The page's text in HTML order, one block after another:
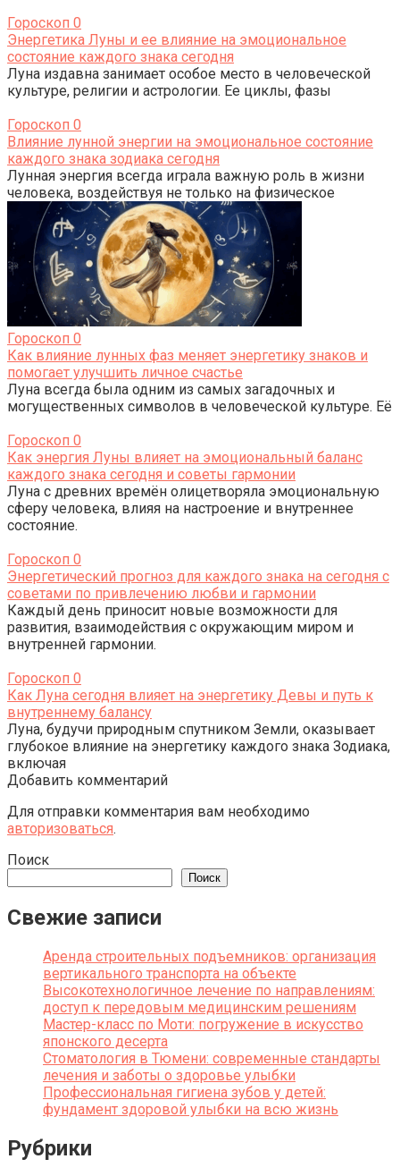
Гороскоп 0
Энергетика Луны и ее влияние на эмоциональное
состояние каждого знака сегодня
Луна издавна занимает особое место в человеческой
культуре, религии и астрологии. Ее циклы, фазы
Гороскоп 0
Влияние лунной энергии на эмоциональное состояние
каждого знака зодиака сегодня
Лунная энергия всегда играла важную роль в жизни
человека, воздействуя не только на физическое
Гороскоп 0
Как влияние лунных фаз меняет энергетику знаков и
помогает улучшить личное счастье
Луна всегда была одним из самых загадочных и
могущественных символов в человеческой культуре. Её
Гороскоп 0
Как энергия Луны влияет на эмоциональный баланс
каждого знака сегодня и советы гармонии
Луна с древних времён олицетворяла эмоциональную
сферу человека, влияя на настроение и внутреннее
состояние.
Гороскоп 0
Энергетический прогноз для каждого знака на сегодня с
советами по привлечению любви и гармонии
Каждый день приносит новые возможности для
развития, взаимодействия с окружающим миром и
внутренней гармонии.
Гороскоп 0
Как Луна сегодня влияет на энергетику Девы и путь к
внутреннему балансу
Луна, будучи природным спутником Земли, оказывает
глубокое влияние на энергетику каждого знака Зодиака,
включая
Добавить комментарий
Для отправки комментария вам необходимо
авторизоваться.
Поиск
Поиск
Свежие записи
Аренда строительных подъемников: организация
вертикального транспорта на объекте
Высокотехнологичное лечение по направлениям:
доступ к передовым медицинским решениям
Мастер-класс по Моти: погружение в искусство
японского десерта
Стоматология в Тюмени: современные стандарты
лечения и заботы о здоровье улыбки
Профессиональная гигиена зубов у детей:
фундамент здоровой улыбки на всю жизнь
Рубрики